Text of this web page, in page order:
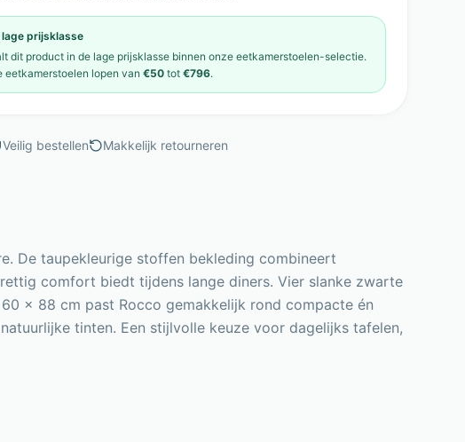
lage prijsklasse
dit product in de lage prijsklasse binnen onze eetkamerstoelen-selectie.
eetkamerstoelen lopen van €50 tot €796.
Veilig bestellen Makkelijk retourneren
De taupekleurige stoffen bekleding combineert
comfort biedt tijdens lange diners. Vier slanke zwarte
x 88 cm past Rocco gemakkelijk rond compacte én
tinten. Een stijlvolle keuze voor dagelijks tafelen,